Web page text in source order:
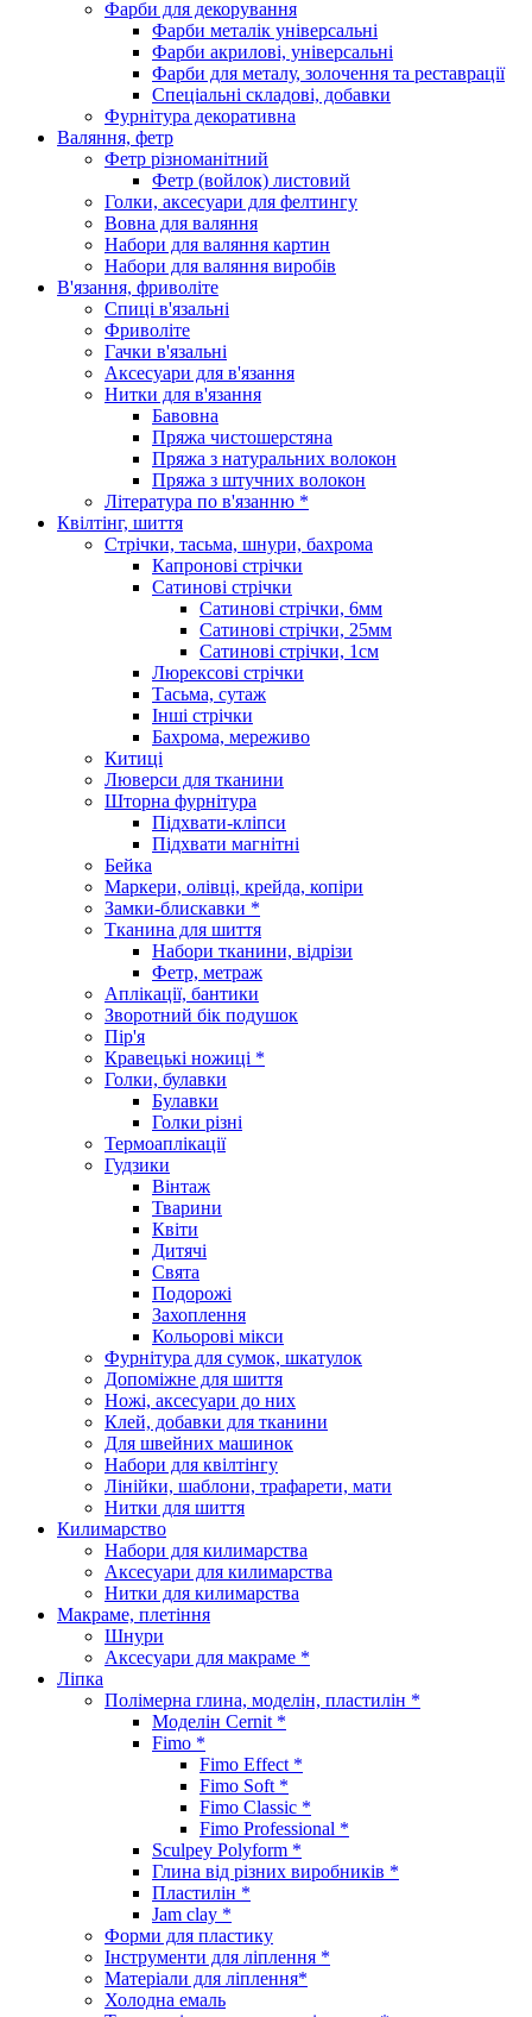
Фарби для декорування
Фарби металік універсальні
Фарби акрилові, універсальні
Фарби для металу, золочення та реставрації
Спеціальні складові, добавки
Фурнітура декоративна
Валяння, фетр
Фетр різноманітний
Фетр (войлок) листовий
Голки, аксесуари для фелтингу
Вовна для валяння
Набори для валяння картин
Набори для валяння виробів
В'язання, фриволіте
Спиці в'язальні
Фриволіте
Гачки в'язальні
Аксесуари для в'язання
Нитки для в'язання
Бавовна
Пряжа чистошерстяна
Пряжа з натуральних волокон
Пряжа з штучних волокон
Література по в'язанню *
Квілтінг, шиття
Стрічки, тасьма, шнури, бахрома
Капронові стрічки
Сатинові стрічки
Сатинові стрічки, 6мм
Сатинові стрічки, 25мм
Сатинові стрічки, 1см
Люрексові стрічки
Тасьма, сутаж
Інші стрічки
Бахрома, мереживо
Китиці
Люверси для тканини
Шторна фурнітура
Підхвати-кліпси
Підхвати магнітні
Бейка
Маркери, олівці, крейда, копіри
Замки-блискавки *
Тканина для шиття
Набори тканини, відрізи
Фетр, метраж
Аплікації, бантики
Зворотний бік подушок
Пір'я
Кравецькі ножиці *
Голки, булавки
Булавки
Голки різні
Термоаплікації
Гудзики
Вінтаж
Тварини
Квіти
Дитячі
Свята
Подорожі
Захоплення
Кольорові мікси
Фурнітура для сумок, шкатулок
Допоміжне для шиття
Ножі, аксесуари до них
Клей, добавки для тканини
Для швейних машинок
Набори для квілтінгу
Лінійки, шаблони, трафарети, мати
Нитки для шиття
Килимарство
Набори для килимарства
Аксесуари для килимарства
Нитки для килимарства
Макраме, плетіння
Шнури
Аксесуари для макраме *
Ліпка
Полімерна глина, моделін, пластилін *
Моделін Cernit *
Fimo *
Fimo Effect *
Fimo Soft *
Fimo Classic *
Fimo Professional *
Sculpey Polyform *
Глина від різних виробників *
Пластилін *
Jam clay *
Форми для пластику
Інструменти для ліплення *
Матеріали для ліплення*
Холодна емаль